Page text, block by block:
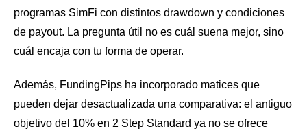
programas SimFi con distintos drawdown y condiciones
de payout. La pregunta útil no es cuál suena mejor, sino
cuál encaja con tu forma de operar.
Además, FundingPips ha incorporado matices que
pueden dejar desactualizada una comparativa: el antiguo
objetivo del 10% en 2 Step Standard ya no se ofrece